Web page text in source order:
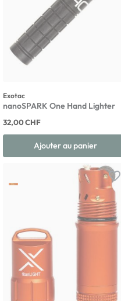
Exotac
nanoSPARK One Hand Lighter
32,00 CHF
Ajouter au panier
favorite_border